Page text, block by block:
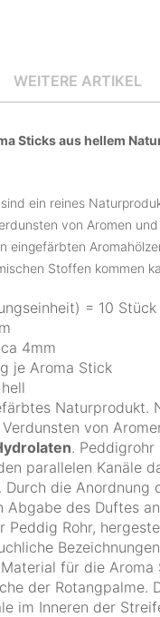
WEITERE ARTIKEL
Sticks aus hellem
ein reines
von Aromen
eingefärbten
Stoffen kommen
= 10 Stück
4mm
je Aroma Stick
Naturprodukt.
von
.
parallelen Kanäle
. Durch die Anordnung
Abgabe des Duftes
Peddig Rohr,
für die
der Rotangpalme.
im Inneren der